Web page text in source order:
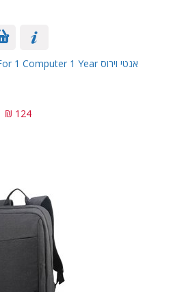
אנטי וירוס Eset NOD32 Antivirus For 1 Computer 1 Year
124 ₪